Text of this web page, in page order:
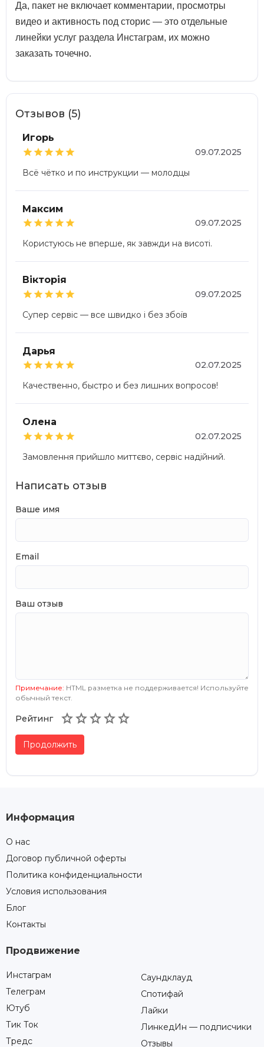
Да, пакет не включает комментарии, просмотры
видео и активность под сторис — это отдельные
линейки услуг раздела Инстаграм, их можно
заказать точечно.
Отзывов (5)
Игорь

09.07.2025
Всё чётко и по инструкции — молодцы
Максим

09.07.2025
Користуюсь не вперше, як завжди на висоті.
Вікторія

09.07.2025
Супер сервіс — все швидко і без збоїв
Дарья

02.07.2025
Качественно, быстро и без лишних вопросов!
Олена

02.07.2025
Замовлення прийшло миттєво, сервіс надійний.
Написать отзыв
Ваше имя
Email
Ваш отзыв
Примечание: HTML разметка не поддерживается! Используйте
обычный текст.
Рейтинг 
Продолжить
Информация
О нас
Договор публичной оферты
Политика конфиденциальности
Условия использования
Блог
Контакты
Продвижение
Инстаграм
Телеграм
Ютуб
Тик Ток
Тредс
Саундклауд
Спотифай
Лайки
ЛинкедИн — подписчики
Отзывы